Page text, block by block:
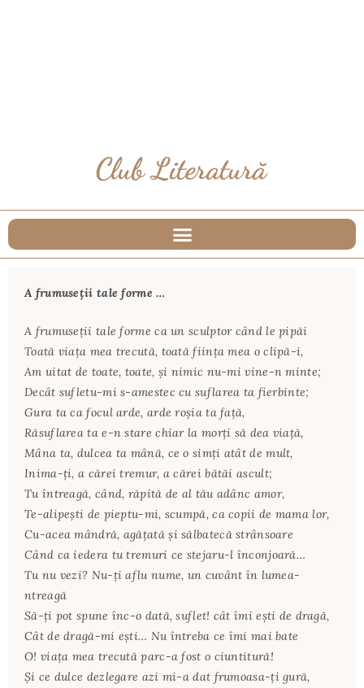
A frumuseții tale forme …
A frumuseţii tale forme ca un sculptor când le pipăi
Toată viaţa mea trecută, toată fiinţa mea o clipă-i,
Am uitat de toate, toate, şi nimic nu-mi vine-n minte;
Decât sufletu-mi s-amestec cu suflarea ta fierbinte;
Gura ta ca focul arde, arde roşia ta faţă,
Răsuflarea ta e-n stare chiar la morţi să dea viaţă,
Mâna ta, dulcea ta mână, ce o simţi atât de mult,
Inima-ţi, a cărei tremur, a cărei bătăi ascult;
Tu întreagă, când, răpită de al tău adânc amor,
Te-alipeşti de pieptu-mi, scumpă, ca copii de mama lor,
Cu-acea mândră, agăţată şi sălbatecă strânsoare
Când ca iedera tu tremuri ce stejaru-l înconjoară…
Tu nu vezi? Nu-ţi aflu nume, un cuvânt în lumea-
ntreagă
Să-ţi pot spune înc-o dată, suflet! cât îmi eşti de dragă,
Cât de dragă-mi eşti… Nu întreba ce îmi mai bate
O! viaţa mea trecută parc-a fost o ciuntitură!
Şi ce dulce dezlegare azi mi-a dat frumoasa-ţi gură,